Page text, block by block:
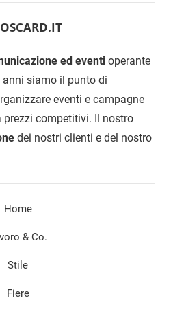
ed eventi operante
siamo il punto di
eventi e campagne
competitivi. Il nostro
dei nostri clienti e del nostro
Home
& Co.
Stile
Fiere